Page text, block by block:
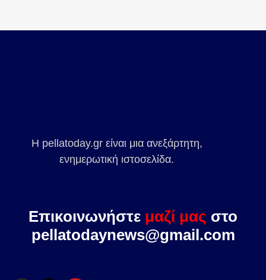
Η pellatoday.gr είναι μια ανεξάρτητη,
ενημερωτική ιστοσελίδα.
Επικοινωνήστε μαζί μας στο
pellatodaynews@gmail.com